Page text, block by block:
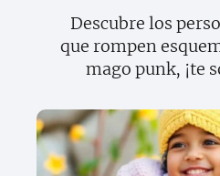
Descubre los
que rompen
mago punk, ¡te